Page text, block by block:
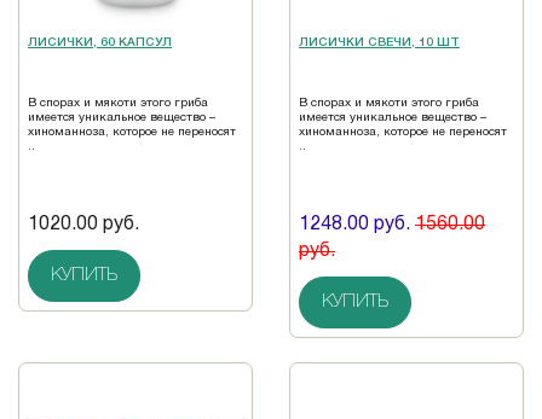
ЛИСИЧКИ, 60 КАПСУЛ
В спорах и мякоти этого гриба
имеется уникальное вещество –
хиноманноза, которое не переносят
1020.00 руб.
КУПИТЬ
ЛИСИЧКИ СВЕЧИ, 10 ШТ
В спорах и мякоти этого гриба
имеется уникальное вещество –
хиноманноза, которое не переносят
1248.00 руб. 1560.00
руб.
КУПИТЬ